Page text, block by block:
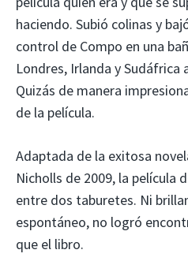
haciendo. Subió colinas y
control de Compo en una
Londres, Irlanda y Sudáfrica
Quizás de manera
de la película.
Adaptada de la exitosa
Nicholls de 2009, la película
entre dos taburetes. Ni
espontáneo, no logró
que el libro.